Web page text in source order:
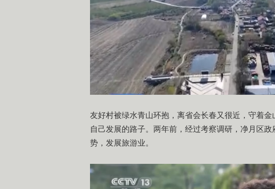
友好村被绿水青山环抱，离省会长春又很近，守着
自己发展的路子。两年前，经过考察调研，净月区
势，发展旅游业。